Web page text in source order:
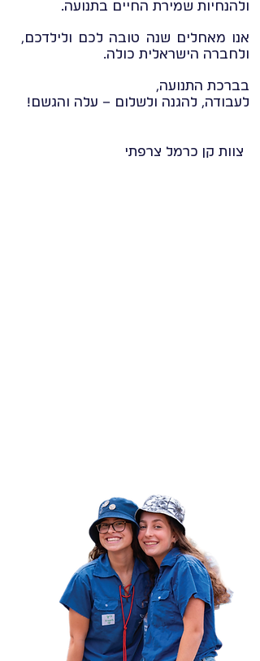
צוות קן כרמל צרפתי
ולהנחיות שמירת החיים בתנועה.
אנו מאחלים שנה טובה לכם ולילדכם,
ולחברה הישראלית כולה.
בברכת התנועה,
לעבודה, להגנה ולשלום – עלה והגשם!